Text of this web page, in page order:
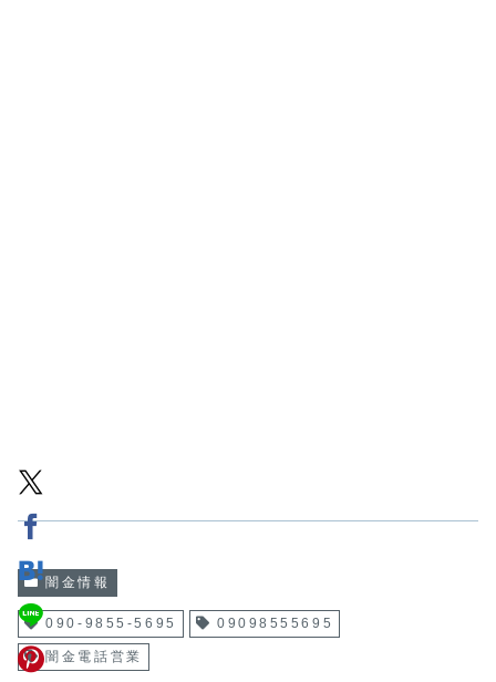
闇金情報
090-9855-5695 09098555695
闇金電話営業